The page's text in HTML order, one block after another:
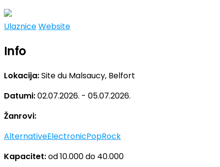
UlazniceWebsite
Info
Lokacija:Site du Malsaucy, Belfort
Datumi:02.07.2026. - 05.07.2026.
Žanrovi:
AlternativeElectronicPopRock
Kapacitet:od 10.000 do 40.000